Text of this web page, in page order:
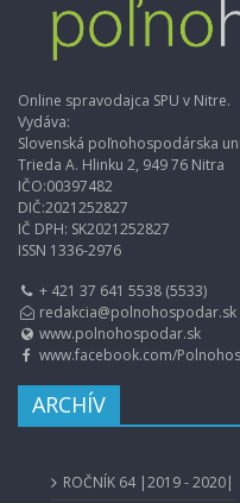
Online spravodajca SPU v Nitre.
Vydáva:
Slovenská poľnohospodárska
Trieda A. Hlinku 2, 949 76 Nitra
IČO:00397482
DIČ:2021252827
IČ DPH: SK2021252827
ISSN 1336-2976
+ 421 37 641 5538 (5533)
redakcia@polnohospodar.sk
www.polnohospodar.sk
www.facebook.com/
ARCHÍV
ROČNÍK 64 |2019 - 2020|